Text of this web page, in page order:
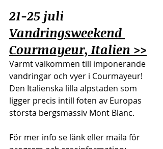
21-25 juli
Vandringsweekend
Courmayeur, Italien >>
Varmt välkommen till imponerande
vandringar och vyer i Courmayeur!
Den Italienska lilla alpstaden som
ligger precis intill foten av Europas
största bergsmassiv Mont Blanc.
För mer info se länk eller maila för